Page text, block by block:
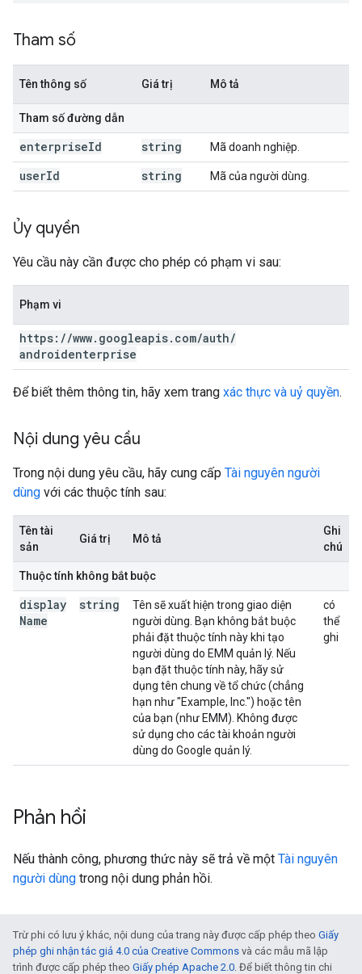
Tham số
Tên thông số Giá trị Mô tả
Tham số đường dẫn
enterpriseId string Mã doanh nghiệp.
userId string Mã của người dùng.
Ủy quyền
Yêu cầu này cần được cho phép có phạm vi sau:
Phạm vi
https: //www. googleapis. com/auth/
androidenterprise
Để biết thêm thông tin, hãy xem trang xác thực và uỷ quyền.
Nội dung yêu cầu
Trong nội dung yêu cầu, hãy cung cấp Tài nguyên người
dùng với các thuộc tính sau:
Tên tài
sản
Giá trị Mô tả
Ghi
chú
Thuộc tính không bắt buộc
display
Name
string
Tên sẽ xuất hiện trong giao diện
người dùng. Bạn không bắt buộc
phải đặt thuộc tính này khi tạo
người dùng do EMM quản lý. Nếu
bạn đặt thuộc tính này, hãy sử
dụng tên chung về tổ chức (chẳng
hạn như "Example, Inc.") hoặc tên
của bạn (như EMM). Không được
sử dụng cho các tài khoản người
dùng do Google quản lý.
có
thể
ghi
Phản hồi
Nếu thành công, phương thức này sẽ trả về một Tài nguyên
người dùng trong nội dung phản hồi.
Trừ phi có lưu ý khác, nội dung của trang này được cấp phép theo Giấy
phép ghi nhận tác giả 4.0 của Creative Commons và các mẫu mã lập
trình được cấp phép theo Giấy phép Apache 2.0. Để biết thông tin chi